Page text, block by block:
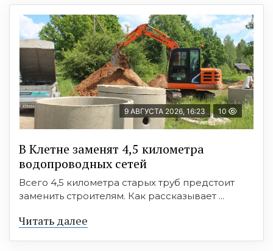
9 АВГУСТА 2026, 16:23 10
В Клетне заменят 4,5 километра
водопроводных сетей
Всего 4,5 километра старых труб предстоит
заменить строителям. Как рассказывает ...
Читать далее